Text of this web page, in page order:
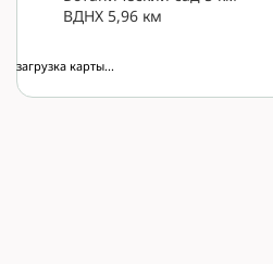
ВДНХ 5,96 км
загрузка карты...